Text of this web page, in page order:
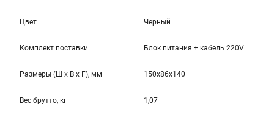
Цвет Черный
Комплект поставки Блок питания + кабель 220V
Размеры (Ш x В x Г), мм 150x86x140
Вес брутто, кг 1,07